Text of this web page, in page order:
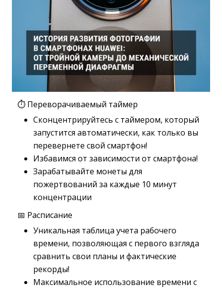
⏱ Переворачиваемый таймер
Сконцентрируйтесь с таймером, который
запустится автоматически, как только вы
перевернете свой смартфон!
Избавимся от зависимости от смартфона!
Зарабатывайте монеты для
пожертвований за каждые 10 минут
концентрации
📅 Расписание
Уникальная таблица учета рабочего
времени, позволяющая с первого взгляда
сравнить свои планы и фактические
рекорды!
Максимальное использование времени с